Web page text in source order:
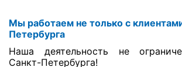
Мы работаем не только с
Петербурга
Наша деятельность не
Санкт-Петербурга!